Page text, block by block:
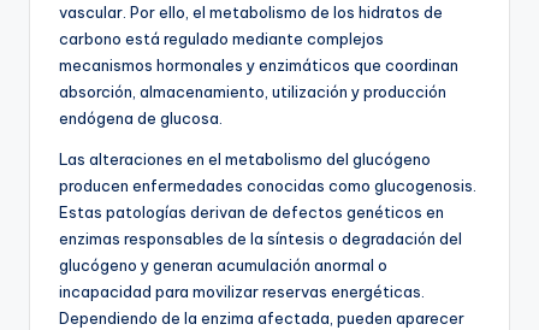
vascular. Por ello, el metabolismo de los hidratos de
carbono está regulado mediante complejos
mecanismos hormonales y enzimáticos que coordinan
absorción, almacenamiento, utilización y producción
endógena de glucosa.
Las alteraciones en el metabolismo del glucógeno
producen enfermedades conocidas como glucogenosis.
Estas patologías derivan de defectos genéticos en
enzimas responsables de la síntesis o degradación del
glucógeno y generan acumulación anormal o
incapacidad para movilizar reservas energéticas.
Dependiendo de la enzima afectada, pueden aparecer